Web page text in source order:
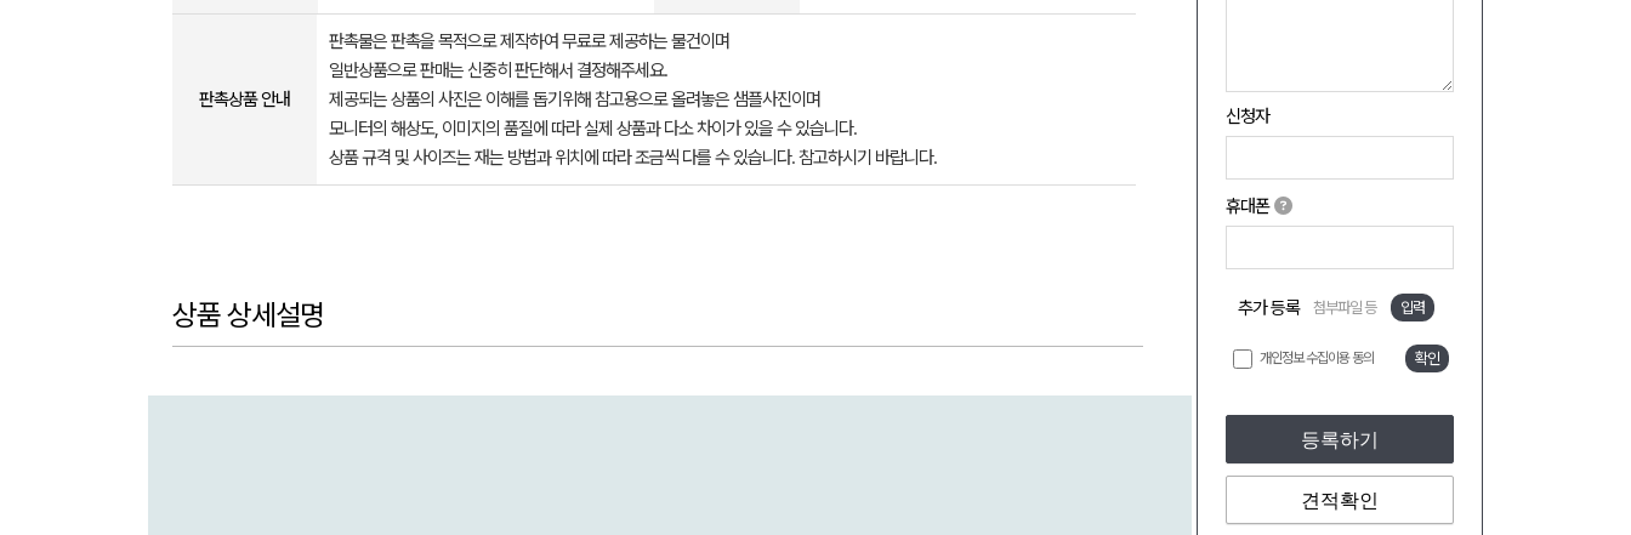
신청자
휴대폰
추가 등록 첨부파일 등 입력
개인정보 수집이용 동의 확인
등록하기
견적확인
판촉상품 안내
판촉물은 판촉을 목적으로 제작하여 무료로 제공하는 물건이며
일반상품으로 판매는 신중히 판단해서 결정해주세요.
제공되는 상품의 사진은 이해를 돕기위해 참고용으로 올려놓은 샘플사진이며
모니터의 해상도, 이미지의 품질에 따라 실제 상품과 다소 차이가 있을 수 있습니다.
상품 규격 및 사이즈는 재는 방법과 위치에 따라 조금씩 다를 수 있습니다. 참고하시기 바랍니다.
상품 상세설명